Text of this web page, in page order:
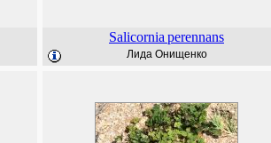
Salicornia perennans
Лида Онищенко